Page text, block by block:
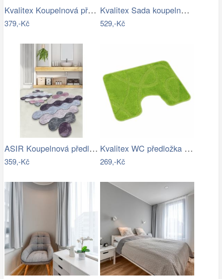
Kvalitex Koupelnová předložka Ornament…
379,-Kč
Kvalitex Sada koupelnových předložek…
529,-Kč
ASIR Koupelnová předložka CIRCLE…
359,-Kč
Kvalitex WC předložka Elipsy zelená, 60…
269,-Kč